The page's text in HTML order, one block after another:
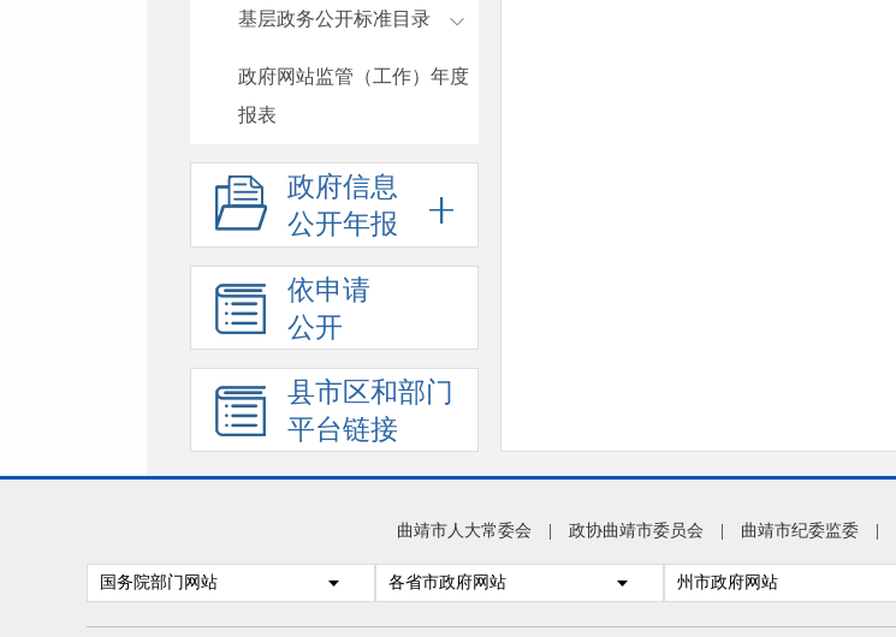
基层政务公开标准目录
政府网站监管（工作）年度
报表
政府信息
公开年报
依申请
公开
县市区和部门
平台链接
曲靖市人大常委会 政协曲靖市委员会 曲靖市纪委监委
国务院部门网站 各省市政府网站 州市政府网站